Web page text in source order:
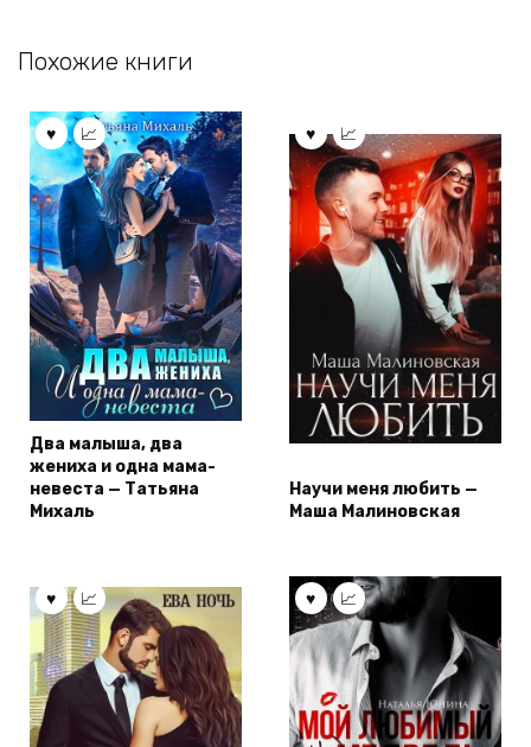
Похожие книги
Два малыша, два
жениха и одна мама-
невеста — Татьяна
Михаль
Научи меня любить —
Маша Малиновская